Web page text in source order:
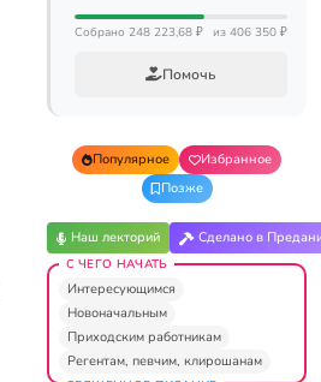
Собрано 248 223,68 ₽ из 406 350 ₽
Помочь
Популярное
Избранное
Позже
Наш лекторий Сделано в
С ЧЕГО НАЧАТЬ
Интересующимся
Новоначальным
Приходским работникам
Регентам, певчим, клирошанам